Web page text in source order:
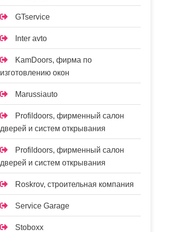
GTservice
Inter avto
KamDoors, фирма по
изготовлению окон
Marussiauto
Profildoors, фирменный салон
дверей и систем открывания
Profildoors, фирменный салон
дверей и систем открывания
Roskrov, строительная компания
Service Garage
Stoboxx